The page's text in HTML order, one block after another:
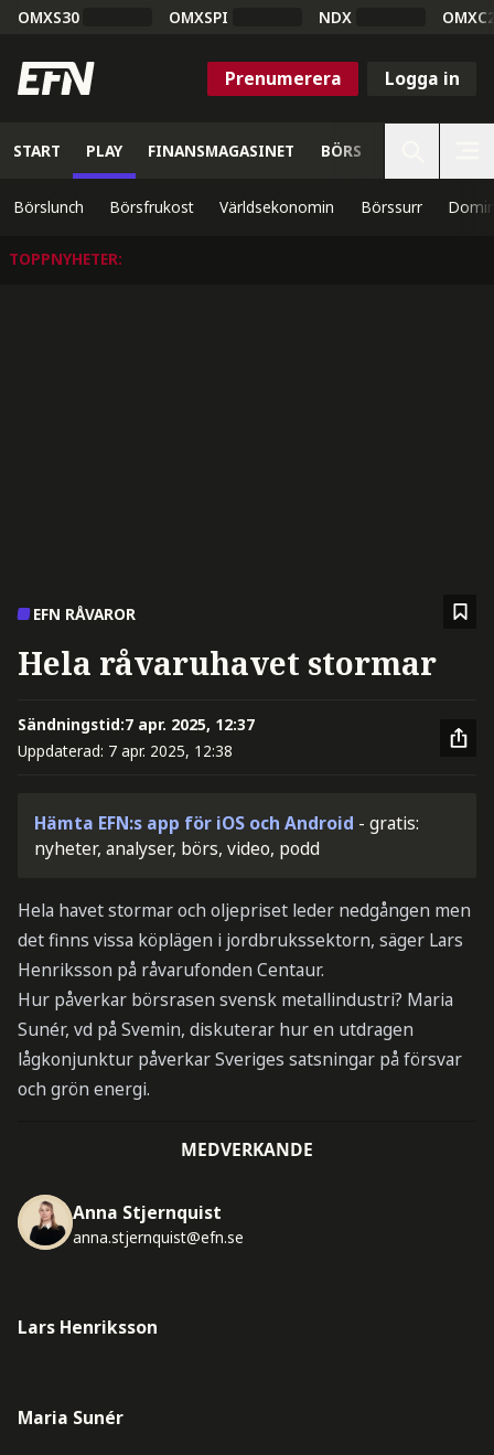
OMXS30 OMXSPI NDX
Prenumerera Logga in
START PLAY FINANSMAGASINET BÖRS
Börslunch Börsfrukost Världsekonomin Börssurr
TOPPNYHETER:
EFN RÅVAROR
Hela råvaruhavet stormar
Sändningstid:7 apr. 2025, 12:37
Uppdaterad: 7 apr. 2025, 12:38
Hämta EFN:s app för iOS och Android - gratis:
nyheter, analyser, börs, video, podd
Hela havet stormar och oljepriset leder nedgången men
det finns vissa köplägen i jordbrukssektorn, säger Lars
Henriksson på råvarufonden Centaur.
Hur påverkar börsrasen svensk metallindustri? Maria
Sunér, vd på Svemin, diskuterar hur en utdragen
lågkonjunktur påverkar Sveriges satsningar på försvar
och grön energi.
MEDVERKANDE
Anna Stjernquist
anna.stjernquist@efn.se
Lars Henriksson
Maria Sunér